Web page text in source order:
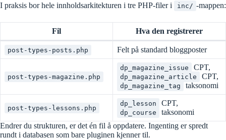
I praksis bor hele innholdsarkitekturen i tre PHP-filer i inc/ -mappen:
Fil Hva den registrerer
post-types-posts.php Felt på standard bloggposter
post-types-magazine.php
dp_magazine_issue CPT,
dp_magazine_article CPT,
dp_magazine_tag taksonomi
post-types-lessons.php
dp_lesson CPT,
dp_course
taksonomi
Endrer du strukturen, er det én fil å oppdatere. Ingenting er spredt
rundt i databasen som bare pluginen kjenner til.